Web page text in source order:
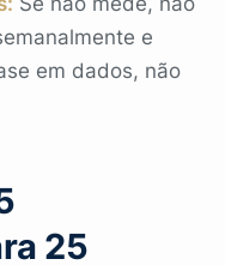
e
em dados, não
25